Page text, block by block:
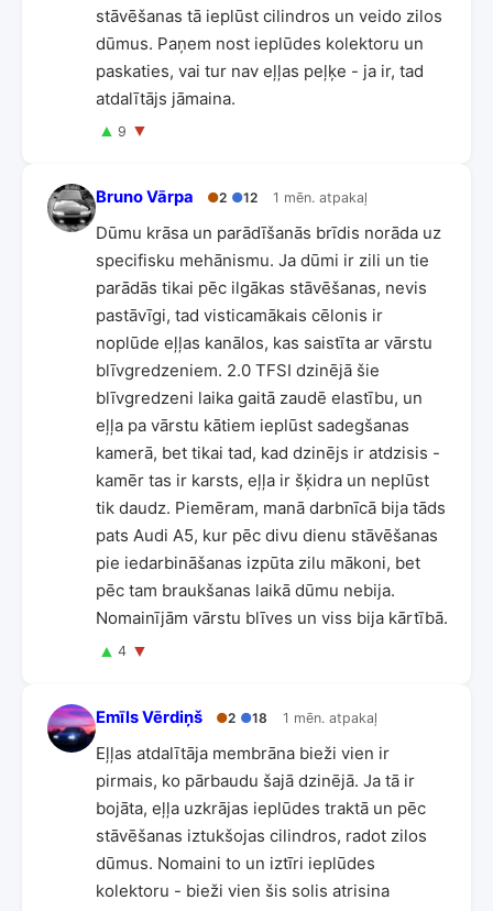
stāvēšanas tā ieplūst cilindros un veido zilos
dūmus. Paņem nost ieplūdes kolektoru un
paskaties, vai tur nav eļļas peļķe - ja ir, tad
atdalītājs jāmaina.
▲ 9 ▼
Bruno Vārpa ●2 ●12 1 mēn. atpakaļ
Dūmu krāsa un parādīšanās brīdis norāda uz
specifisku mehānismu. Ja dūmi ir zili un tie
parādās tikai pēc ilgākas stāvēšanas, nevis
pastāvīgi, tad visticamākais cēlonis ir
noplūde eļļas kanālos, kas saistīta ar vārstu
blīvgredzeniem. 2.0 TFSI dzinējā šie
blīvgredzeni laika gaitā zaudē elastību, un
eļļa pa vārstu kātiem ieplūst sadegšanas
kamerā, bet tikai tad, kad dzinējs ir atdzisis -
kamēr tas ir karsts, eļļa ir šķidra un neplūst
tik daudz. Piemēram, manā darbnīcā bija tāds
pats Audi A5, kur pēc divu dienu stāvēšanas
pie iedarbināšanas izpūta zilu mākoni, bet
pēc tam braukšanas laikā dūmu nebija.
Nomainījām vārstu blīves un viss bija kārtībā.
▲ 4 ▼
Emīls Vērdiņš ●2 ●18 1 mēn. atpakaļ
Eļļas atdalītāja membrāna bieži vien ir
pirmais, ko pārbaudu šajā dzinējā. Ja tā ir
bojāta, eļļa uzkrājas ieplūdes traktā un pēc
stāvēšanas iztukšojas cilindros, radot zilos
dūmus. Nomaini to un iztīri ieplūdes
kolektoru - bieži vien šis solis atrisina